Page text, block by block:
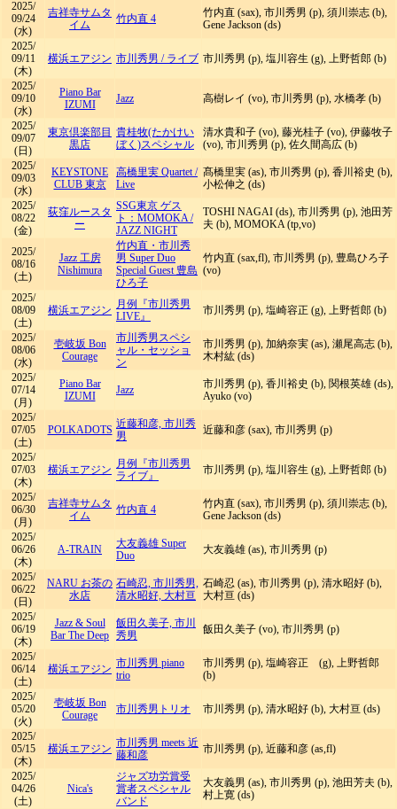
2025/
09/24
(水)
吉祥寺サムタ
イム
竹内直 4
竹内直 (sax), 市川秀男 (p), 須川崇志 (b),
Gene Jackson (ds)
2025/
09/11
(木)
横浜エアジン 市川秀男 / ライブ 市川秀男 (p), 塩川容生 (g), 上野哲郎 (b)
2025/
09/10
(水)
Piano Bar
IZUMI
Jazz 高樹レイ (vo), 市川秀男 (p), 水橋孝 (b)
2025/
09/07
(日)
東京倶楽部目
黒店
貴桂牧(たかけい
ぼく)スペシャル
清水貴和子 (vo), 藤光桂子 (vo), 伊藤牧子
(vo), 市川秀男 (p), 佐久間高広 (b)
2025/
09/03
(水)
KEYSTONE
CLUB 東京
高橋里実 Quartet/
Live
髙橋里実 (as), 市川秀男 (p), 香川裕史 (b),
小松伸之 (ds)
2025/
08/22
(金)
荻窪ルースタ
ー
SSG東京 ゲス
ト：MOMOKA/
JAZZ NIGHT
TOSHI NAGAI (ds), 市川秀男 (p), 池田芳
夫 (b), MOMOKA (tp,vo)
2025/
08/16
(土)
Jazz 工房
Nishimura
竹内直・市川秀
男 Super Duo
Special Guest 豊島
ひろ子
竹内直 (sax,fl), 市川秀男 (p), 豊島ひろ子
(vo)
2025/
08/09
(土)
横浜エアジン 月例『市川秀男
LIVE』
市川秀男 (p), 塩崎容正 (g), 上野哲郎 (b)
2025/
08/06
(水)
壱岐坂 Bon
Courage
市川秀男スペシ
ャル・セッショ
ン
市川秀男 (p), 加納奈実 (as), 瀬尾高志 (b),
木村紘 (ds)
2025/
07/14
(月)
Piano Bar
IZUMI
Jazz
市川秀男 (p), 香川裕史 (b), 関根英雄 (ds),
Ayuko (vo)
2025/
07/05
(土)
POLKADOTS 近藤和彦, 市川秀
男
近藤和彦 (sax), 市川秀男 (p)
2025/
07/03
(木)
横浜エアジン 月例『市川秀男
ライブ』
市川秀男 (p), 塩川容生 (g), 上野哲郎 (b)
2025/
06/30
(月)
吉祥寺サムタ
イム
竹内直 4
竹内直 (sax), 市川秀男 (p), 須川崇志 (b),
Gene Jackson (ds)
2025/
06/26
(木)
A-TRAIN
大友義雄 Super
Duo
大友義雄 (as), 市川秀男 (p)
2025/
06/22
(日)
NARU お茶の
水店
石崎忍, 市川秀男,
清水昭好, 大村亘
石崎忍 (as), 市川秀男 (p), 清水昭好 (b),
大村亘 (ds)
2025/
06/19
(木)
Jazz & Soul
Bar The Deep
飯田久美子, 市川
秀男
飯田久美子 (vo), 市川秀男 (p)
2025/
06/14
(土)
横浜エアジン 市川秀男 piano
trio
市川秀男 (p), 塩崎容正 (g), 上野哲郎
(b)
2025/
05/20
(火)
壱岐坂 Bon
Courage
市川秀男トリオ 市川秀男 (p), 清水昭好 (b), 大村亘 (ds)
2025/
05/15
(木)
横浜エアジン 市川秀男 meets 近
藤和彦
市川秀男 (p), 近藤和彦 (as,fl)
2025/
04/26
(土)
Nica's
ジャズ功労賞受
賞者スペシャル
バンド
大友義男 (as), 市川秀男 (p), 池田芳夫 (b),
村上寛 (ds)